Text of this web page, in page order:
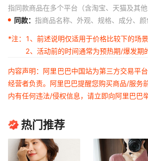
指同款商品在多个平台（含淘宝、天猫及其
同款： 指商品名称、外观、规格、成分、
*注：
1、前述说明仅适用于价格比较下的场景
2、活动前的时间通常为预热期/爆发期
内容声明：阿里巴巴中国站为第三方交易平
经营者负责。阿里巴巴提醒您购买商品/服务
内有任何违法/侵权信息，请立即向阿里巴巴
热门推荐